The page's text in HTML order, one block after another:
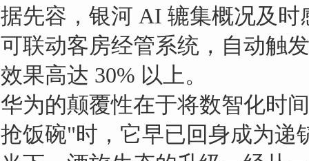
据先容，银河 AI 辘集概况及
可联动客房经管系统，自动触
效果高达 30% 以上。
华为的颠覆性在于将数智化时
抢饭碗"时，它早已回身成为递